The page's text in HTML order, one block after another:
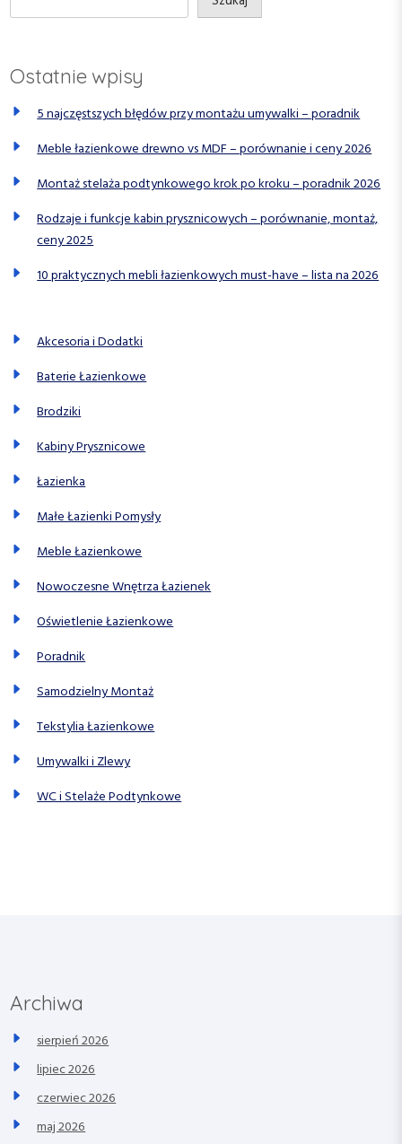
Ostatnie wpisy
5 najczęstszych błędów przy montażu umywalki – poradnik
Meble łazienkowe drewno vs MDF – porównanie i ceny 2026
Montaż stelaża podtynkowego krok po kroku – poradnik 2026
Rodzaje i funkcje kabin prysznicowych – porównanie, montaż,
ceny 2025
10 praktycznych mebli łazienkowych must-have – lista na 2026
Akcesoria i Dodatki
Baterie Łazienkowe
Brodziki
Kabiny Prysznicowe
Łazienka
Małe Łazienki Pomysły
Meble Łazienkowe
Nowoczesne Wnętrza Łazienek
Oświetlenie Łazienkowe
Poradnik
Samodzielny Montaż
Tekstylia Łazienkowe
Umywalki i Zlewy
WC i Stelaże Podtynkowe
Archiwa
sierpień 2026
lipiec 2026
czerwiec 2026
maj 2026